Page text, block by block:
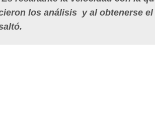
los análisis y al obtenerse